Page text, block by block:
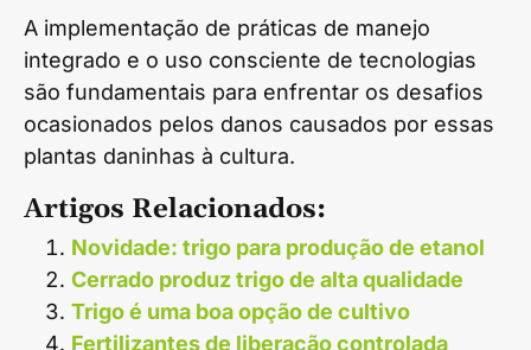
A implementação de práticas de manejo
integrado e o uso consciente de tecnologias
são fundamentais para enfrentar os desafios
ocasionados pelos danos causados por essas
plantas daninhas à cultura.
Artigos Relacionados:
Novidade: trigo para produção de etanol
Cerrado produz trigo de alta qualidade
Trigo é uma boa opção de cultivo
Fertilizantes de liberação controlada